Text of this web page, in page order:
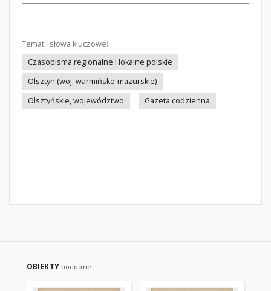
Temat i słowa kluczowe:
Czasopisma regionalne i lokalne polskie
Olsztyn (woj. warmińsko-mazurskie)
Olsztyńskie, województwo
Gazeta codzienna
OBIEKTY podobne